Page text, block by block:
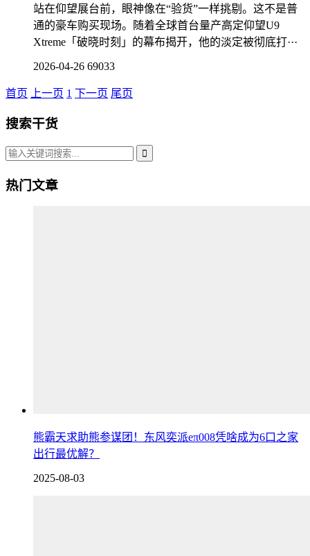
站在仰望展台前，眼神像在“验货”一样挑剔。这不是普
通的豪车购买现场。随着全球首台量产高定仰望U9
Xtreme「破晓时刻」的幕布揭开，他的淡定被彻底打···
2026-04-26 69033
首页 上一页 1 下一页 尾页
搜索干货
热门文章
熊霸天求助熊参谋团！东风奕派eπ008凭啥成为6口之家
出行最优解？
2025-08-03